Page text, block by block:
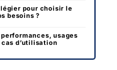
pour choisir le
besoins ?
usages
d’utilisation